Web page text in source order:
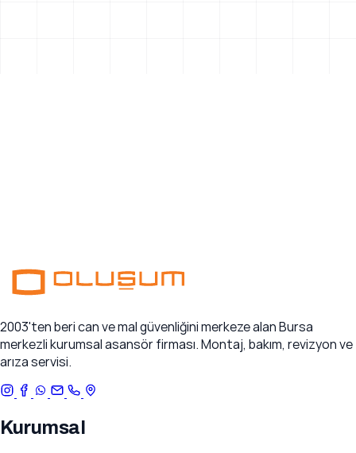
2003'ten beri can ve mal güvenliğini merkeze alan Bursa
merkezli kurumsal asansör firması. Montaj, bakım, revizyon ve
arıza servisi.
Kurumsal